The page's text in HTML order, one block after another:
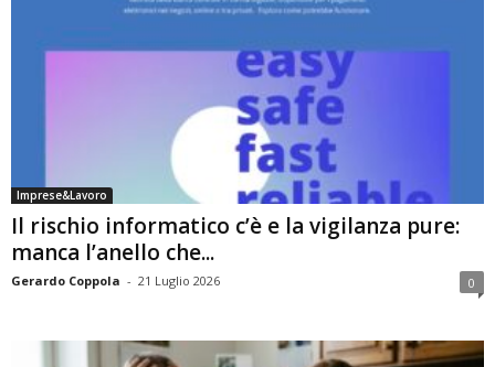
Imprese&Lavoro
Il rischio informatico c’è e la vigilanza pure:
manca l’anello che...
Gerardo Coppola - 21 Luglio 2026 0